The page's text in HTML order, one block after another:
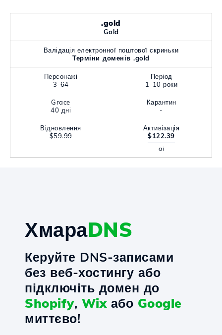
.gold
Gold
Валідація електронної поштової скриньки
Терміни доменів .gold
Персонажі
3-64
Період
1-10 роки
Grace
40 дні
Карантин
-
Відновлення
$59.99
Активізація
$122.39
ai
ХмараDNS
Керуйте DNS-записами
без веб-хостингу або
підключіть домен до
Shopify, Wixабо Google
миттєво!